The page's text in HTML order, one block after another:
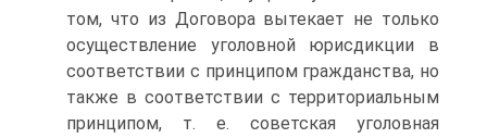
том, что из Договора вытекает не только
осуществление уголовной юрисдикции в
соответствии с принципом гражданства, но
также в соответствии с территориальным
принципом, т. е. советская уголовная